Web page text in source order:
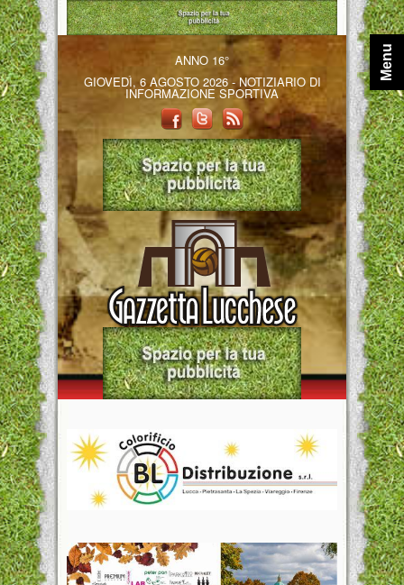
ANNO 16°
GIOVEDÌ, 6 AGOSTO 2026 - NOTIZIARIO DI
INFORMAZIONE SPORTIVA
Menu